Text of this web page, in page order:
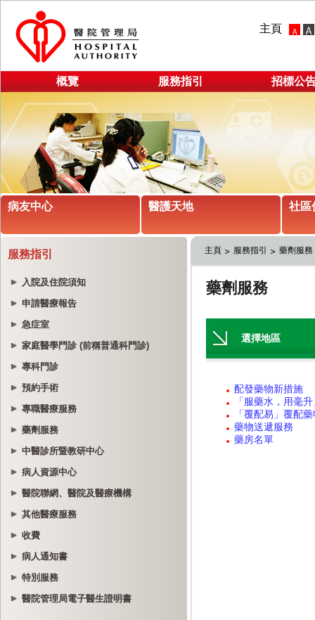
主頁
概覽 服務指引 招標公
病友中心 醫護天地 社區
服務指引
入院及住院須知
申請醫療報告
急症室
家庭醫學門診 (前稱普通科門診)
專科門診
預約手術
專職醫療服務
藥劑服務
中醫診所暨教研中心
病人資源中心
醫院聯網、醫院及醫療機構
其他醫療服務
收費
病人通知書
特別服務
醫院管理局電子醫生證明書
主頁 服務指引 藥劑服務